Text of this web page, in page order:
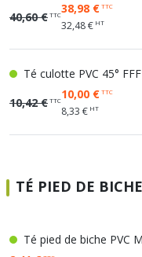
40,60 €TTC38,98 €TTC
32,48 € HT
Té culotte PVC 45°
10,42 €TTC10,00 €TTC
8,33 € HT
TÉ PIED DE
Té pied de biche PVC